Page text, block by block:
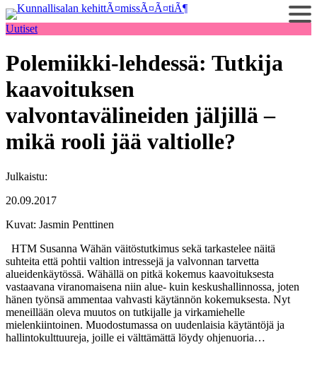
Siirry
sisältöön
Uutiset
Polemiikki-lehdessä: Tutkija
kaavoituksen
valvontavälineiden jäljillä –
mikä rooli jää valtiolle?
Julkaistu:
20.09.2017
Kuvat: Jasmin Penttinen
HTM Susanna Wähän väitöstutkimus sekä tarkastelee näitä
suhteita että pohtii valtion intressejä ja valvonnan tarvetta
alueidenkäytössä. Wähällä on pitkä kokemus kaavoituksesta
vastaavana viranomaisena niin alue- kuin keskushallinnossa, joten
hänen työnsä ammentaa vahvasti käytännön kokemuksesta. Nyt
meneillään oleva muutos on tutkijalle ja virkamiehelle
mielenkiintoinen. Muodostumassa on uudenlaisia käytäntöjä ja
hallintokulttuureja, joille ei välttämättä löydy ohjenuoria…